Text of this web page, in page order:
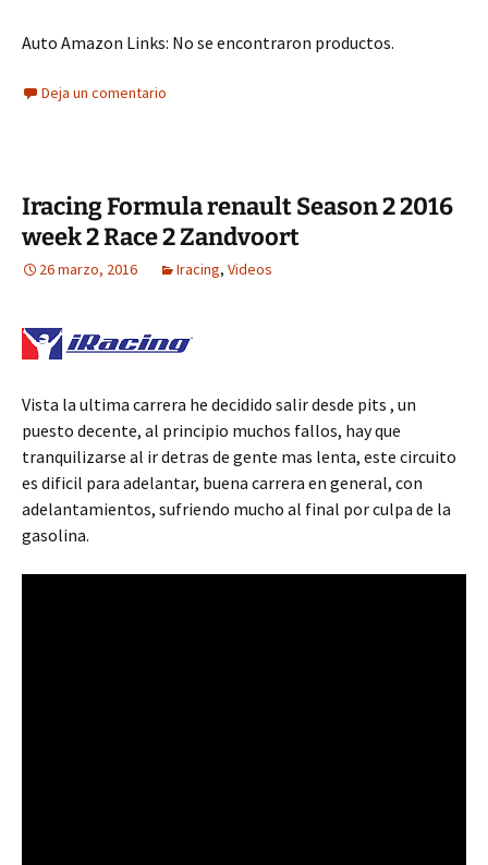
Auto Amazon Links: No se encontraron productos.
Deja un comentario
Iracing Formula renault Season 2 2016
week 2 Race 2 Zandvoort
26 marzo, 2016 Iracing, Videos
Vista la ultima carrera he decidido salir desde pits , un
puesto decente, al principio muchos fallos, hay que
tranquilizarse al ir detras de gente mas lenta, este circuito
es dificil para adelantar, buena carrera en general, con
adelantamientos, sufriendo mucho al final por culpa de la
gasolina.